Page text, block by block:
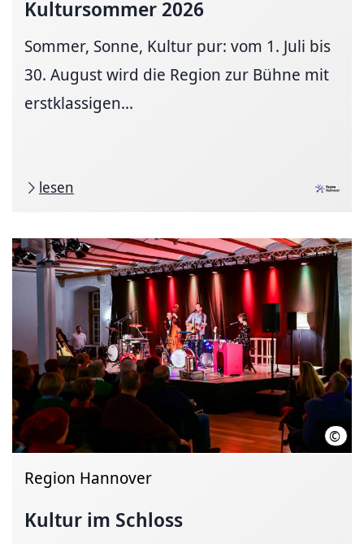
Kultursommer 2026
Sommer, Sonne, Kultur pur: vom 1. Juli bis
30. August wird die Region zur Bühne mit
erstklassigen...
lesen
©
Region Hannover
Kultur im Schloss